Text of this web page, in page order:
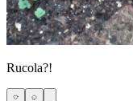
Rucola?!